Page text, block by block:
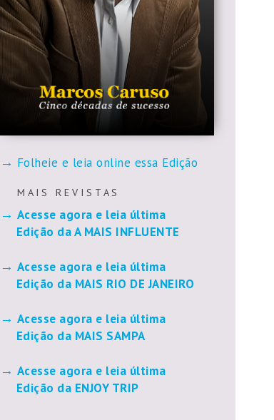
Folheie e leia online essa Edição
M A I S R E V I S T A S
Acesse agora e leia última
Edição da A MAIS INFLUENTE
Acesse agora e leia última
Edição da MAIS RIO DE JANEIRO
Acesse agora e leia última
Edição da MAIS SAMPA
Acesse agora e leia última
Edição da ENJOY TRIP